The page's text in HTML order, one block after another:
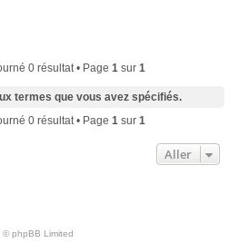
0 résultat • Page 1 sur 1
termes que vous avez spécifiés.
0 résultat • Page 1 sur 1
Aller
© phpBB Limited